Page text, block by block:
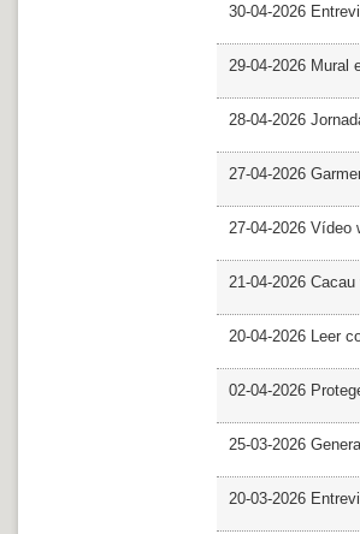
30-04-2026
29-04-2026 Mural
28-04-2026
27-04-2026
27-04-2026 Vídeo
21-04-2026
20-04-2026 Leer
02-04-2026
25-03-2026
20-03-2026